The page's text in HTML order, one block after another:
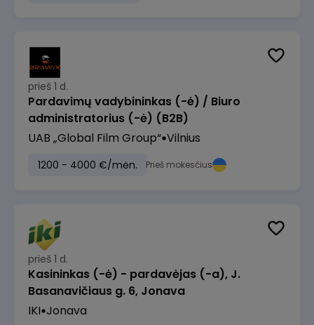
prieš 1 d.
Pardavimų vadybininkas (-ė) / Biuro
administratorius (-ė) (B2B)
UAB „Global Film Group“ Vilnius
1200 - 4000 €/mėn. Prieš mokesčius
prieš 1 d.
Kasininkas (-ė) - pardavėjas (-a), J.
Basanavičiaus g. 6, Jonava
IKI Jonava